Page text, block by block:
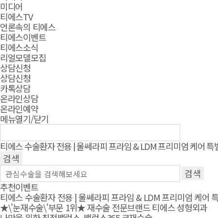
미디어
티에스TV
언론속의 티에스
티에스이벤트
티에스소식
리얼모델모집
상담신청
상담신청
카톡상담
온라인상담
온라인예약
메뉴열기/닫기
티에스 수술환자 전용 | 울쎄라피 프라임 & LDM 프리미엄 케어 특
추천이벤트
티에스 수술환자 전용 | 울쎄라피 프라임 & LDM 프리미엄 케어
★\'눈재수술\'부문 1위★ 재수술 전문브랜드 티에스 성형외과